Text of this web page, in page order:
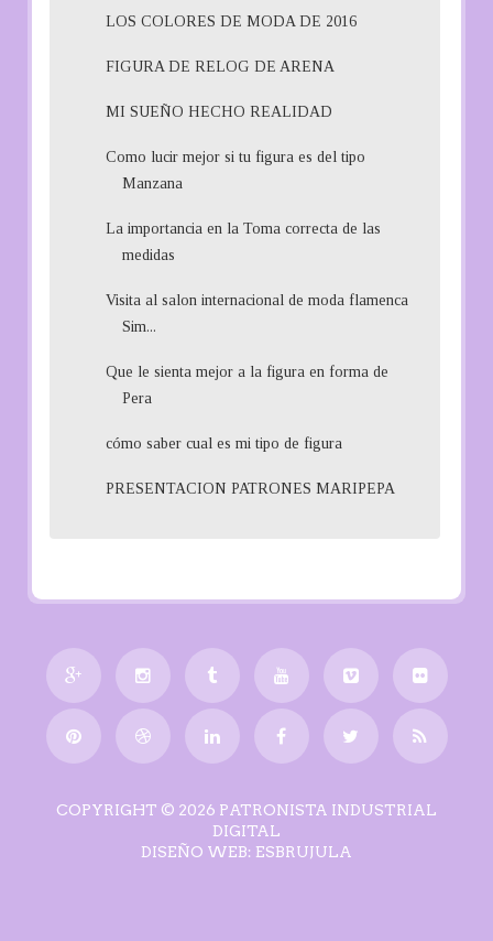
LOS COLORES DE MODA DE 2016
FIGURA DE RELOG DE ARENA
MI SUEÑO HECHO REALIDAD
Como lucir mejor si tu figura es del tipo
Manzana
La importancia en la Toma correcta de las
medidas
Visita al salon internacional de moda flamenca
Sim...
Que le sienta mejor a la figura en forma de
Pera
cómo saber cual es mi tipo de figura
PRESENTACION PATRONES MARIPEPA
COPYRIGHT © 2026 PATRONISTA INDUSTRIAL
DIGITAL
DISEÑO WEB: ESBRUJULA